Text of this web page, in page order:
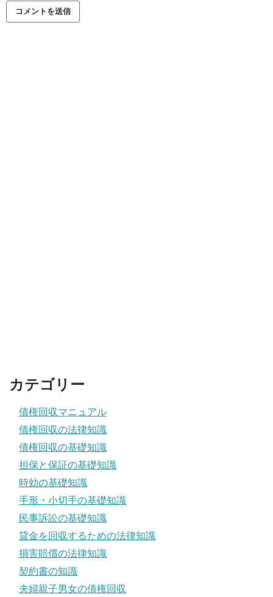
カテゴリー
債権回収マニュアル
債権回収の法律知識
債権回収の基礎知識
担保と保証の基礎知識
時効の基礎知識
手形・小切手の基礎知識
民事訴訟の基礎知識
貸金を回収するための法律知識
損害賠償の法律知識
契約書の知識
夫婦親子男女の債権回収